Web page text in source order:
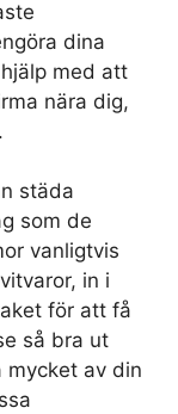
dina
med att
nära dig,
städa
som de
vanligtvis
in i
för att få
så bra ut
mycket av din